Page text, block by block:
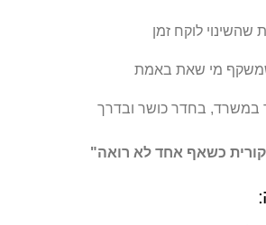
שהשינוי לוקח זמן
מי שאת באמת
במשרד, בחדר כושר ובדרך
כשאף אחד לא רואה"